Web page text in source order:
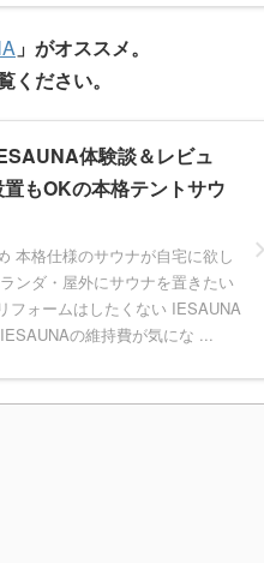
」がオススメ。
ださい。
体験談＆レビュ
もOKの本格テントサウ
本格仕様のサウナが自宅に欲し
ンダ・屋外にサウナを置きたい
フォームはしたくない IESAUNA
の維持費が気にな ...